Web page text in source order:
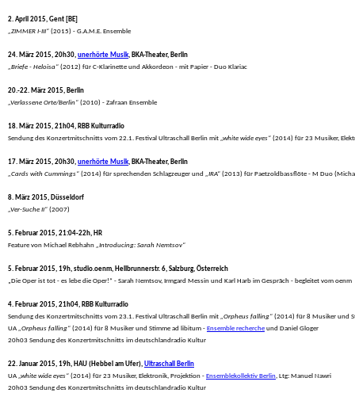
2. April 2015, Gent [BE]
„ZIMMER I-III“ (2015) - G.A.M.E. Ensemble
24. März 2015, 20h30, unerhörte Musik , BKA-Theater, Berlin
„Briefe - Heloisa“ (2012) für C-Klarinette und Akkordeon - mit Papier - Duo Klariac
20.-22. März 2015, Berlin
„Verlassene Orte/Berlin“ (2010) - Zafraan Ensemble
18. März 2015, 21h04, RBB Kulturradio
Sendung des Konzertmitschnitts vom 22.1. Festival Ultraschall Berlin mit „white wide eyes“ (2014) für 23 Musiker,
17. März 2015, 20h30, unerhörte Musik , BKA-Theater, Berlin
„Cards with Cummings“ (2014) für sprechenden Schlagzeuger und „IRA“ (2013) für Paetzoldbassflöte - M Duo
8. März 2015, Düsseldorf
„Ver-Suche II“ (2007)
5. Februar 2015, 21:04-22h, HR
Feature von Michael Rebhahn
„Introducing: Sarah Nemtsov“
5. Februar 2015, 19h, studio.oenm, Hellbrunnerstr. 6, Salzburg, Österreich
„Die Oper ist tot - es lebe die Oper!“ - Sarah Nemtsov, Irmgard Messin und Karl Harb im Gespräch - begleitet vom oenm
4. Februar 2015, 21h04, RBB Kulturradio
Sendung des Konzertmitschnitts vom 23.1. Festival Ultraschall Berlin mit
„Orpheus falling“ (2014) für 8 Musiker und
UA
„Orpheus falling“ (2014) für 8 Musiker und Stimme ad libitum - Ensemble recherche und Daniel Gloger
20h03 Sendung des Konzertmitschnitts im deutschlandradio Kultur
22. Januar 2015, 19h, HAU (Hebbel am Ufer), Ultraschall Berlin
UA „white wide eyes“ (2014) für 23 Musiker, Elektronik, Projektion - Ensemblekollektiv Berlin , Ltg: Manuel Nawri
20h03 Sendung des Konzertmitschnitts im deutschlandradio Kultur